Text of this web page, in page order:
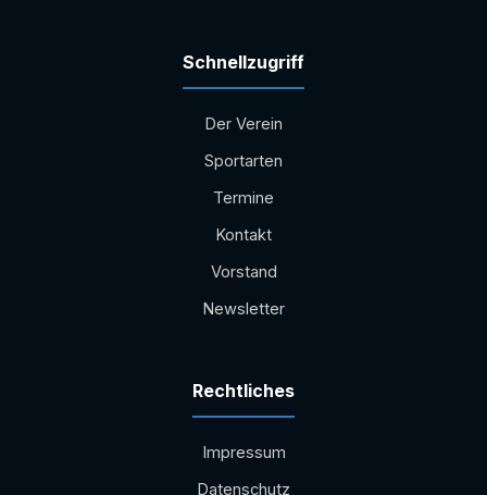
Schnellzugriff
Der Verein
Sportarten
Termine
Kontakt
Vorstand
Newsletter
Rechtliches
Impressum
Datenschutz